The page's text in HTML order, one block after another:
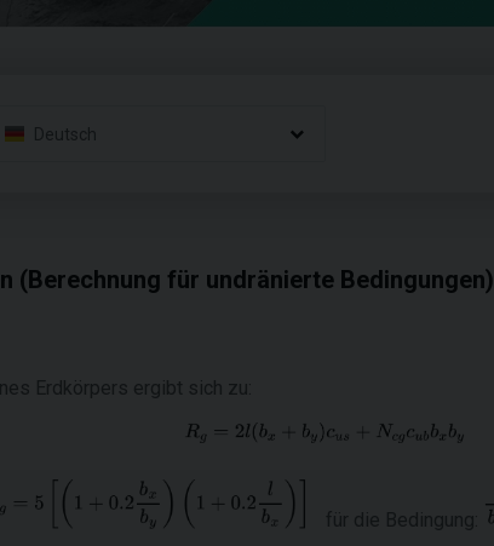
Deutsch
(Berechnung für undränierte Bedingungen)
Erdkörpers ergibt sich zu:
für die Bedingung: